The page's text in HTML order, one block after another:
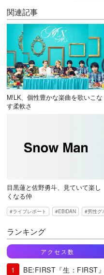
関連記事
M!LK、個性豊かな楽曲を歌いこな
す柔軟さ
目黒蓮と佐野勇斗、見ていて楽し
くなる仲
ライブレポート EBiDAN 男性グ
ランキング
アクセス数
BE:FIRST『生：FIRST